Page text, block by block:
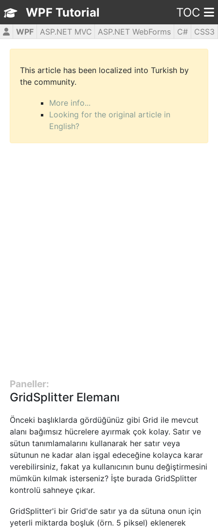
WPF Tutorial TOC
WPF ASP.NET MVC ASP.NET WebForms C#
CSS3
HTML5
JavaScript jQuery PHP5
This article has been localized into Turkish by
the community.
More info...
Looking for the original article in
English?
Paneller:
GridSplitter Elemanı
Önceki başlıklarda gördüğünüz gibi Grid ile mevcut
alanı bağımsız hücrelere ayırmak çok kolay. Satır ve
sütun tanımlamalarını kullanarak her satır veya
sütunun ne kadar alan işgal edeceğine kolayca karar
verebilirsiniz, fakat ya kullanıcının bunu değiştirmesini
mümkün kılmak isterseniz? İşte burada GridSplitter
kontrolü sahneye çıkar.
GridSplitter'i bir Grid'de satır ya da sütuna onun için
yeterli miktarda boşluk (örn. 5 piksel) eklenerek